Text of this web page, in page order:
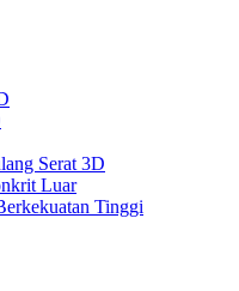
Serat 3D
Luar
Tinggi